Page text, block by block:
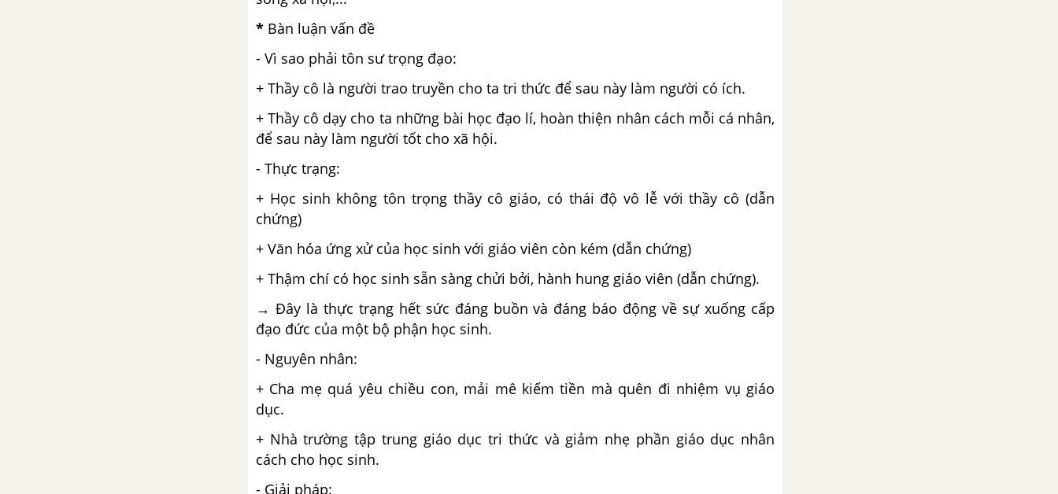
* Bàn luận vấn đề
- Vì sao phải tôn sư trọng đạo:
+ Thầy cô là người trao truyền cho ta tri thức để sau này làm người có ích.
+ Thầy cô dạy cho ta những bài học đạo lí, hoàn thiện nhân cách mỗi cá nhân,
để sau này làm người tốt cho xã hội.
- Thực trạng:
+ Học sinh không tôn trọng thầy cô giáo, có thái độ vô lễ với thầy cô (dẫn
chứng)
+ Văn hóa ứng xử của học sinh với giáo viên còn kém (dẫn chứng)
+ Thậm chí có học sinh sẵn sàng chửi bởi, hành hung giáo viên (dẫn chứng).
→ Đây là thực trạng hết sức đáng buồn và đáng báo động về sự xuống cấp
đạo đức của một bộ phận học sinh.
- Nguyên nhân:
+ Cha mẹ quá yêu chiều con, mải mê kiếm tiền mà quên đi nhiệm vụ giáo
dục.
+ Nhà trường tập trung giáo dục tri thức và giảm nhẹ phần giáo dục nhân
cách cho học sinh.
- Giải pháp: